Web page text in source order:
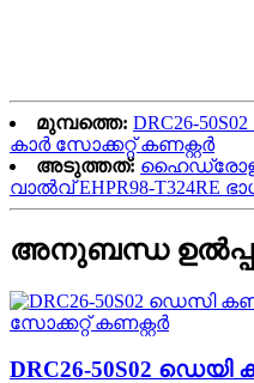
മുമ്പത്തെ: DRC26-
കാർ സോക്കറ്റ് കണക്റ്റർ
അടുത്തത്:
വാൽവ് EHPR98-T324RE
അനുബന്ധ
DRC26-50S02